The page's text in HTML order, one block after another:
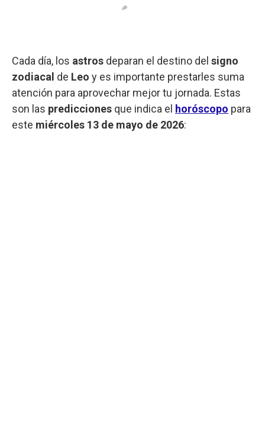
Cada día, los astros deparan el destino del signo
zodiacal de Leo y es importante prestarles suma
atención para aprovechar mejor tu jornada. Estas
son las predicciones que indica el horóscopo para
este miércoles 13 de mayo de 2026: